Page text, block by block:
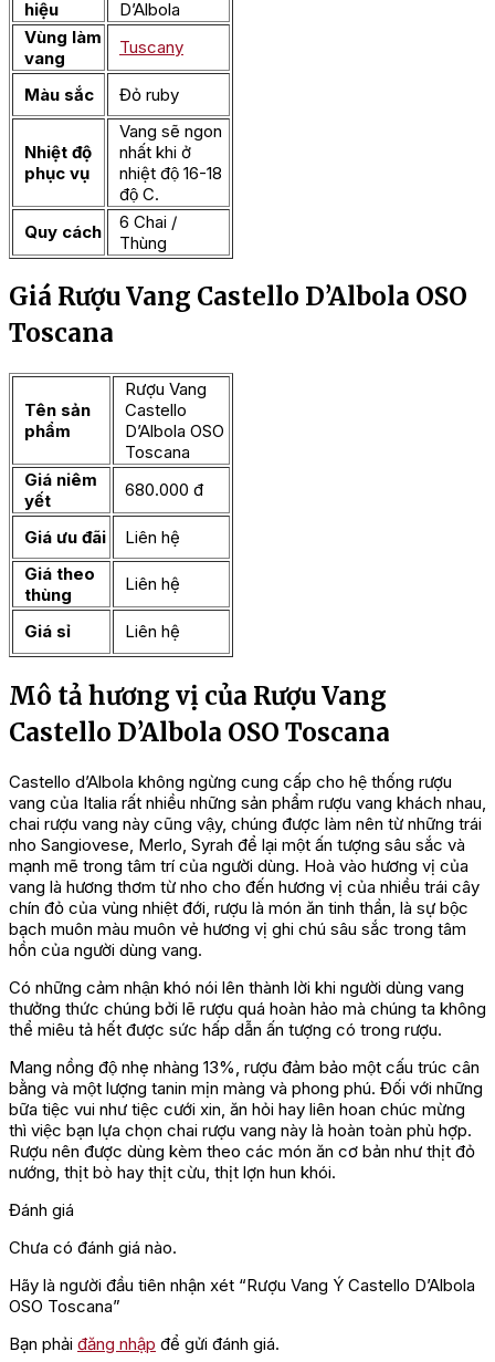
hiệu
D’Albola
Vùng làm
vang
Tuscany
Màu sắc Đỏ ruby
Nhiệt độ
phục vụ
Vang sẽ ngon
nhất khi ở
nhiệt độ 16-18
độ C.
Quy cách
6 Chai /
Thùng
Giá Rượu Vang Castello D’Albola OSO
Toscana
Tên sản
phẩm
Rượu Vang
Castello
D’Albola OSO
Toscana
Giá niêm
yết
680.000 đ
Giá ưu đãi
Liên hệ
Giá theo
thùng
Liên hệ
Giá sỉ Liên hệ
Mô tả hương vị của Rượu Vang
Castello D’Albola OSO Toscana
Castello d’Albola không ngừng cung cấp cho hệ thống rượu
vang của Italia rất nhiều những sản phẩm rượu vang khách nhau,
chai rượu vang này cũng vậy, chúng được làm nên từ những trái
nho Sangiovese, Merlo, Syrah để lại một ấn tượng sâu sắc và
mạnh mẽ trong tâm trí của người dùng. Hoà vào hương vị của
vang là hương thơm từ nho cho đến hương vị của nhiều trái cây
chín đỏ của vùng nhiệt đới, rượu là món ăn tinh thần, là sự bộc
bạch muôn màu muôn vẻ hương vị ghi chú sâu sắc trong tâm
hồn của người dùng vang.
Có những cảm nhận khó nói lên thành lời khi người dùng vang
thưởng thức chúng bởi lẽ rượu quá hoàn hảo mà chúng ta không
thể miêu tả hết được sức hấp dẫn ấn tượng có trong rượu.
Mang nồng độ nhẹ nhàng 13%, rượu đảm bảo một cấu trúc cân
bằng và một lượng tanin mịn màng và phong phú. Đối với những
bữa tiệc vui như tiệc cưới xin, ăn hỏi hay liên hoan chúc mừng
thì việc bạn lựa chọn chai rượu vang này là hoàn toàn phù hợp.
Rượu nên được dùng kèm theo các món ăn cơ bản như thịt đỏ
nướng, thịt bò hay thịt cừu, thịt lợn hun khói.
Đánh giá
Chưa có đánh giá nào.
Hãy là người đầu tiên nhận xét “Rượu Vang Ý Castello D’Albola
OSO Toscana”
Bạn phải đăng nhập để gửi đánh giá.